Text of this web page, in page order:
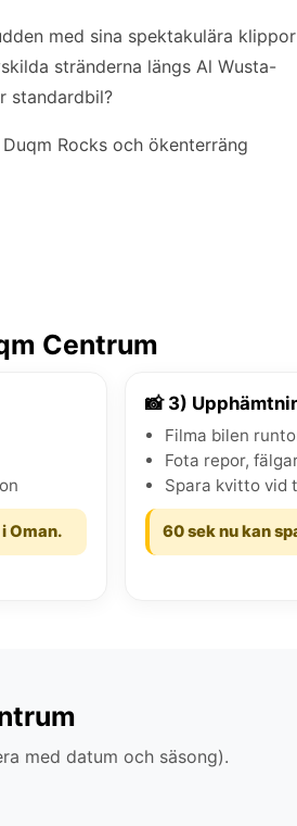
med sina spektakulära klippor
stränderna längs Al Wusta-
standardbil?
Rocks och ökenterräng
Centrum
Oman.
📸 3)
Filma bilen
Fota repor,
Spara kvitto vid
60 sek nu kan
med datum och säsong).